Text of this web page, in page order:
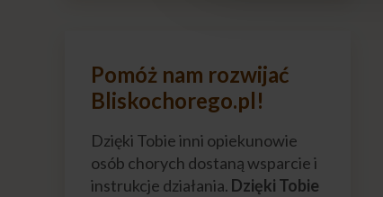
Pomóż nam rozwijać
Bliskochorego.pl!
Dzięki Tobie inni opiekunowie
osób chorych dostaną wsparcie i
instrukcje działania. Dzięki Tobie